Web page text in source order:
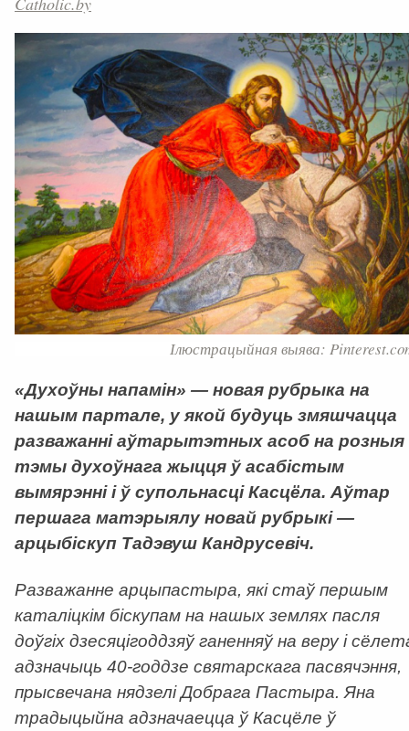
Ілюстрацыйная выява:
«Духоўны напамін» — новая рубрыка на
нашым партале, у якой будуць змяшчацца
разважанні аўтарытэтных асоб на розныя
тэмы духоўнага жыцця ў асабістым
вымярэнні і ў супольнасці Касцёла. Аўтар
першага матэрыялу новай рубрыкі —
арцыбіскуп Тадэвуш Кандрусевіч.
Разважанне арцыпастыра, які стаў першым
каталіцкім біскупам на нашых землях пасля
доўгіх дзесяцігоддзяў ганенняў на веру і
адзначыць 40-годдзе святарскага пасвячэння,
прысвечана нядзелі Добрага Пастыра. Яна
традыцыйна адзначаецца ў Касцёле ў